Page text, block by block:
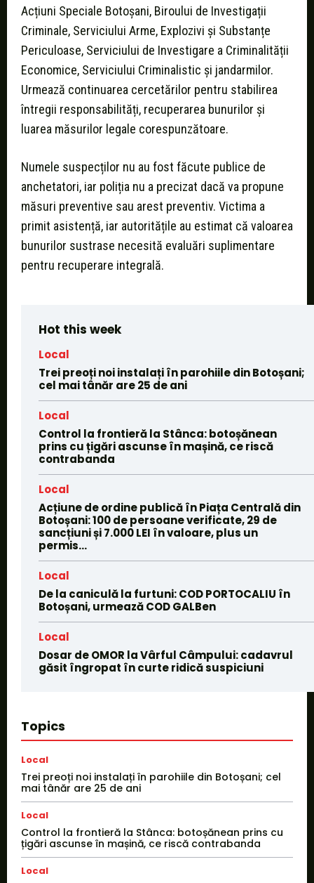
Acțiuni Speciale Botoșani, Biroului de Investigații
Criminale, Serviciului Arme, Explozivi și Substanțe
Periculoase, Serviciului de Investigare a Criminalității
Economice, Serviciului Criminalistic și jandarmilor.
Urmează continuarea cercetărilor pentru stabilirea
întregii responsabilități, recuperarea bunurilor și
luarea măsurilor legale corespunzătoare.
Numele suspecților nu au fost făcute publice de
anchetatori, iar poliția nu a precizat dacă va propune
măsuri preventive sau arest preventiv. Victima a
primit asistență, iar autoritățile au estimat că valoarea
bunurilor sustrase necesită evaluări suplimentare
pentru recuperare integrală.
Hot this week
Local
Trei preoți noi instalați în parohiile din Botoșani;
cel mai tânăr are 25 de ani
Local
Control la frontieră la Stânca: botoșănean
prins cu țigări ascunse în mașină, ce riscă
contrabanda
Local
Acțiune de ordine publică în Piața Centrală din
Botoșani: 100 de persoane verificate, 29 de
sancțiuni și 7.000 LEI în valoare, plus un
permis...
Local
De la caniculă la furtuni: COD PORTOCALIU în
Botoșani, urmează COD GALBen
Local
Dosar de OMOR la Vârful Câmpului: cadavrul
găsit îngropat în curte ridică suspiciuni
Topics
Local
Trei preoți noi instalați în parohiile din Botoșani; cel
mai tânăr are 25 de ani
Local
Control la frontieră la Stânca: botoșănean prins cu
țigări ascunse în mașină, ce riscă contrabanda
Local